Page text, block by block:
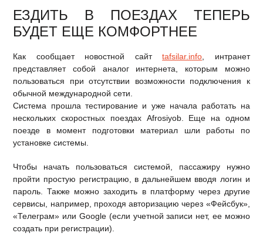
ЕЗДИТЬ В ПОЕЗДАХ ТЕПЕРЬ
БУДЕТ ЕЩЕ КОМФОРТНЕЕ
Как сообщает новостной сайтtafsilar.info , интранет
представляет собой аналог интернета, которым можно
пользоваться при отсутствии возможности подключения к
обычной международной сети.
Система прошла тестирование и уже начала работать на
нескольких скоростных поездах Afrosiyob. Еще на одном
поезде в момент подготовки материал шли работы по
установке системы.
Чтобы начать пользоваться системой, пассажиру нужно
пройти простую регистрацию, в дальнейшем вводя логин и
пароль. Также можно заходить в платформу через другие
сервисы, например, проходя авторизацию через «Фейсбук»,
«Телеграм» или Google (если учетной записи нет, ее можно
создать при регистрации).